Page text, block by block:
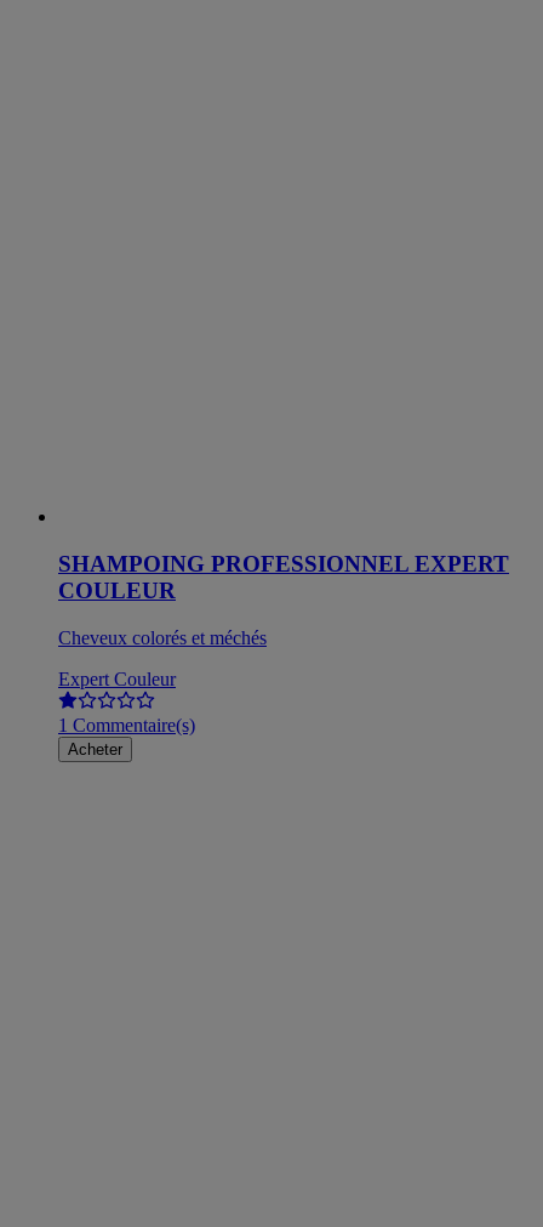
SHAMPOING PROFESSIONNEL EXPERT
COULEUR
Cheveux colorés et méchés
Expert Couleur
1 Commentaire(s)
Acheter